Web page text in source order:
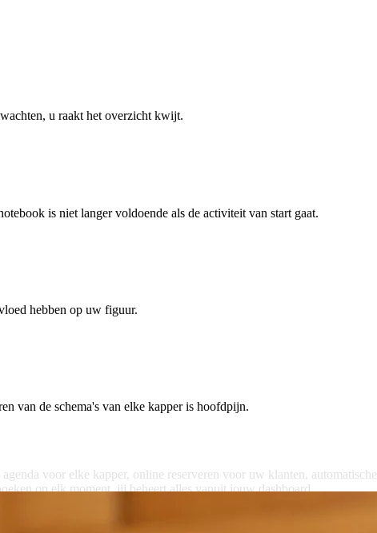
u raakt het overzicht kwijt.
is niet langer voldoende als de activiteit van start gaat.
hebben op uw figuur.
van de schema's van elke kapper is hoofdpijn.
agenda voor elke kapper, online reserveren voor uw klanten, automatische
op elk moment, jij beheert alles vanuit jouw dashboard.